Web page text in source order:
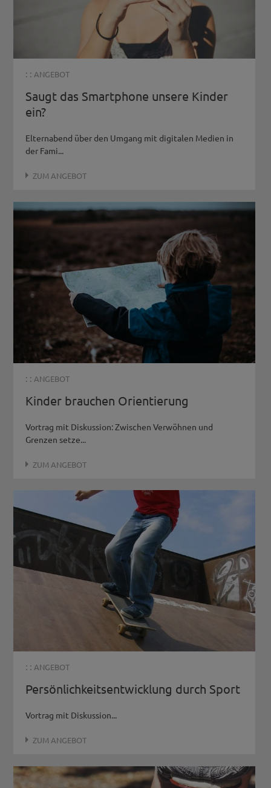
: : ANGEBOT
Saugt das Smartphone unsere Kinder
ein?
Elternabend über den Umgang mit digitalen Medien in
der Fami...
ZUM ANGEBOT
: : ANGEBOT
Kinder brauchen Orientierung
Vortrag mit Diskussion: Zwischen Verwöhnen und
Grenzen setze...
ZUM ANGEBOT
: : ANGEBOT
Persönlichkeitsentwicklung durch Sport
Vortrag mit Diskussion...
ZUM ANGEBOT